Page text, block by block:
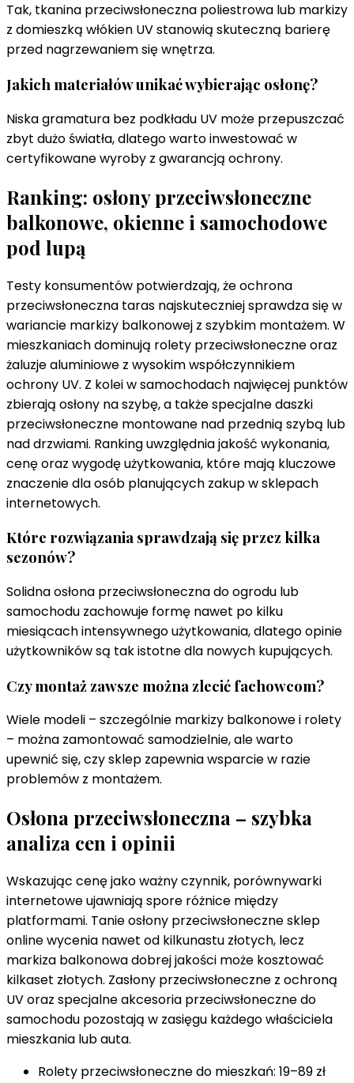
Tak, tkanina przeciwsłoneczna poliestrowa lub markizy
z domieszką włókien UV stanowią skuteczną barierę
przed nagrzewaniem się wnętrza.
Jakich materiałów unikać wybierając osłonę?
Niska gramatura bez podkładu UV może przepuszczać
zbyt dużo światła, dlatego warto inwestować w
certyfikowane wyroby z gwarancją ochrony.
Ranking: osłony przeciwsłoneczne
balkonowe, okienne i samochodowe
pod lupą
Testy konsumentów potwierdzają, że ochrona
przeciwsłoneczna taras najskuteczniej sprawdza się w
wariancie markizy balkonowej z szybkim montażem. W
mieszkaniach dominują rolety przeciwsłoneczne oraz
żaluzje aluminiowe z wysokim współczynnikiem
ochrony UV. Z kolei w samochodach najwięcej punktów
zbierają osłony na szybę, a także specjalne daszki
przeciwsłoneczne montowane nad przednią szybą lub
nad drzwiami. Ranking uwzględnia jakość wykonania,
cenę oraz wygodę użytkowania, które mają kluczowe
znaczenie dla osób planujących zakup w sklepach
internetowych.
Które rozwiązania sprawdzają się przez kilka
sezonów?
Solidna osłona przeciwsłoneczna do ogrodu lub
samochodu zachowuje formę nawet po kilku
miesiącach intensywnego użytkowania, dlatego opinie
użytkowników są tak istotne dla nowych kupujących.
Czy montaż zawsze można zlecić fachowcom?
Wiele modeli – szczególnie markizy balkonowe i rolety
– można zamontować samodzielnie, ale warto
upewnić się, czy sklep zapewnia wsparcie w razie
problemów z montażem.
Osłona przeciwsłoneczna – szybka
analiza cen i opinii
Wskazując cenę jako ważny czynnik, porównywarki
internetowe ujawniają spore różnice między
platformami. Tanie osłony przeciwsłoneczne sklep
online wycenia nawet od kilkunastu złotych, lecz
markiza balkonowa dobrej jakości może kosztować
kilkaset złotych. Zasłony przeciwsłoneczne z ochroną
UV oraz specjalne akcesoria przeciwsłoneczne do
samochodu pozostają w zasięgu każdego właściciela
mieszkania lub auta.
Rolety przeciwsłoneczne do mieszkań: 19–89 zł